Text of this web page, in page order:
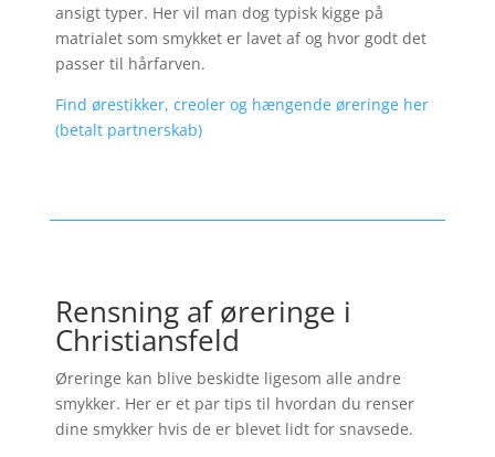
ansigt typer. Her vil man dog typisk kigge på
matrialet som smykket er lavet af og hvor godt det
passer til hårfarven.
Find ørestikker, creoler og hængende øreringe her
(betalt partnerskab)
Rensning af øreringe i
Christiansfeld
Øreringe kan blive beskidte ligesom alle andre
smykker. Her er et par tips til hvordan du renser
dine smykker hvis de er blevet lidt for snavsede.